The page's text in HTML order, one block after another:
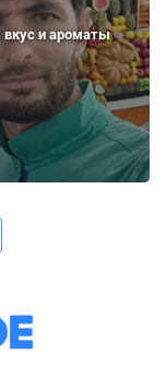
вкус и ароматы